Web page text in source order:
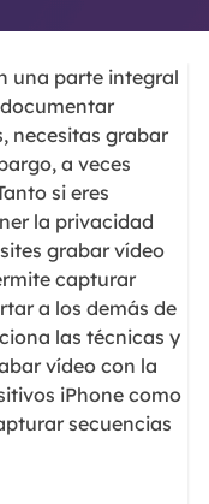
una parte integral
necesitas grabar
a veces
si eres
la privacidad
grabar vídeo
capturar
a los demás de
las técnicas y
vídeo con la
iPhone como
secuencias